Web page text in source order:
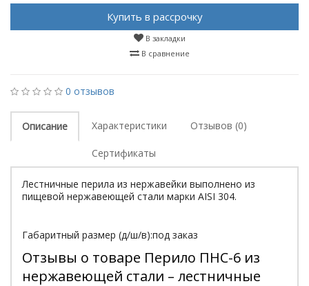
Купить в рассрочку
В закладки
В сравнение
0 отзывов
Описание Характеристики Отзывов (0)
Сертификаты
Лестничные перила из нержавейки выполнено из
пищевой нержавеющей стали марки АISI 304.
Габаритный размер (д/ш/в):под заказ
Отзывы о товаре Перило ПНС-6 из
нержавеющей стали – лестничные